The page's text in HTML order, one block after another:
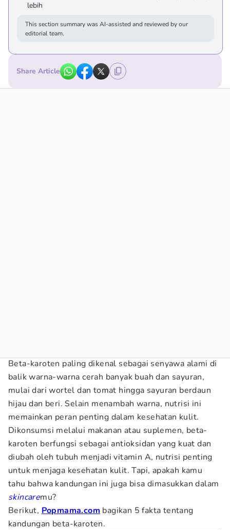
lebih
This section summary was AI-assisted and reviewed by our
editorial team.
Share Article
Beta-karoten paling dikenal sebagai senyawa alami di
balik warna-warna cerah banyak buah dan sayuran,
mulai dari wortel dan tomat hingga sayuran berdaun
hijau dan beri. Selain menambah warna, nutrisi ini
memainkan peran penting dalam kesehatan kulit.
Dikonsumsi melalui makanan atau suplemen, beta-
karoten berfungsi sebagai antioksidan yang kuat dan
diubah oleh tubuh menjadi vitamin A, nutrisi penting
untuk menjaga kesehatan kulit. Tapi, apakah kamu
tahu bahwa kandungan ini juga bisa dimasukkan dalam
skincaremu?
Berikut, Popmama.com bagikan 5 fakta tentang
kandungan beta-karoten.